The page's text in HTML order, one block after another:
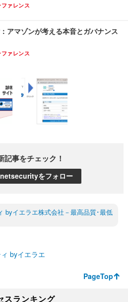
ァレンス
アマゾンが考える本音とガバナンス
ァレンス
記事をチェック！
をフォロー
byイエラエ株式会社－最高品質･最低
byイエラエ
PageTop
スランキング